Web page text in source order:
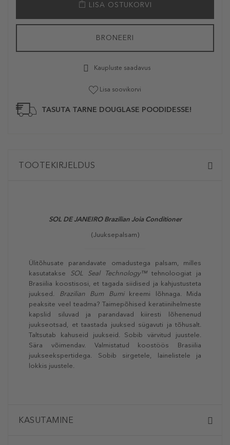
LISA OSTUKORVI
BRONEERI
Kaupluste saadavus
Lisa soovikorvi
TASUTA TARNE DOUGLASE POODIDESSE!
TOOTEKIRJELDUS
SOL DE JANEIRO Brazilian Joia Conditioner
(Juuksepalsam)
Ülitõhusate parandavate omadustega palsam, milles
kasutatakse SOL Seal Technology™ tehnoloogiat ja
Brasiilia koostisosi, et tagada siidised ja kahjustusteta
juuksed. Brazilian Bum Bumikreemi lõhnaga. Mida
peaksite veel teadma? Taimepõhised keratiinihelmeste
kapslid siluvad ja parandavad kiiresti lõhenenud
juukseotsad, et taastada juuksed sügavuti ja tõhusalt.
Taltsutab kahuseid juukseid. Sobib värvitud juustele.
Sära võimendav. Valmistatud koostöös Brasiilia
juukseekspertidega. Sobib sirgetele, lainelistele ja
lokkis juustele.
KASUTAMINE